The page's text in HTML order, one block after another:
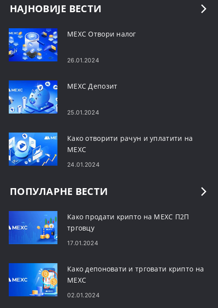
НАЈНОВИЈЕ ВЕСТИ
MEXC Отвори налог
26.01.2024
MEXC Депозит
25.01.2024
Како отворити рачун и уплатити на
MEXC
24.01.2024
ПОПУЛАРНЕ ВЕСТИ
Како продати крипто на MEXC П2П
трговцу
17.01.2024
Како депоновати и трговати крипто на
MEXC
02.01.2024